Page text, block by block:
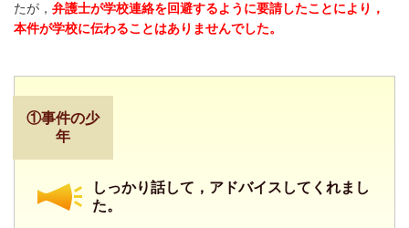
たが， 弁護士が学校連絡を回避するように要請したことにより，
本件が学校に伝わることはありませんでした。
①事件の少
年
しっかり話して，アドバイスしてくれまし
た。